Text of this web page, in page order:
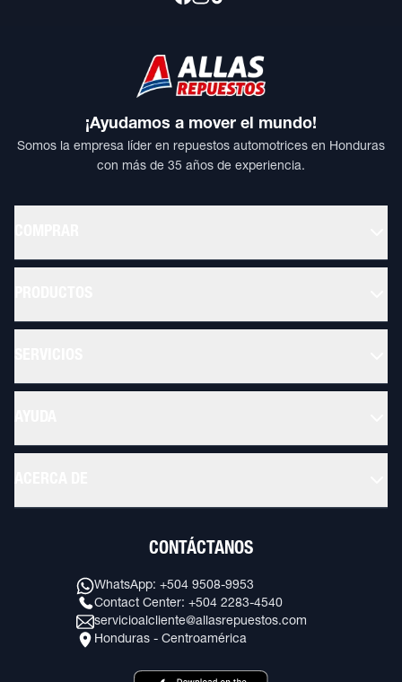
¡Ayudamos a mover el mundo!
Somos la empresa líder en repuestos automotrices en Honduras
con más de 35 años de experiencia.
CONTÁCTANOS
WhatsApp: +504 9508-9953
Contact Center: +504 2283-4540
servicioalcliente@allasrepuestos.com
Honduras - Centroamérica